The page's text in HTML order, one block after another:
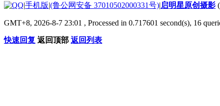
|手机版|(鲁公网安备 37010502000331号)|启明星原创摄影
GMT+8, 2026-8-7 23:01 , Processed in 0.717601 second(s), 16
快速回复 返回顶部 返回列表